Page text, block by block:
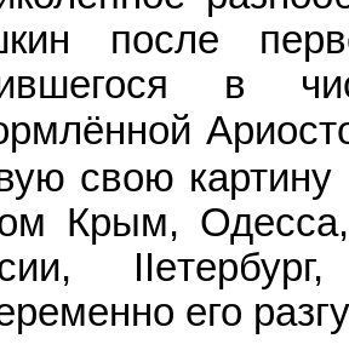
после
в
свою картину
Крым, Одесса,
его